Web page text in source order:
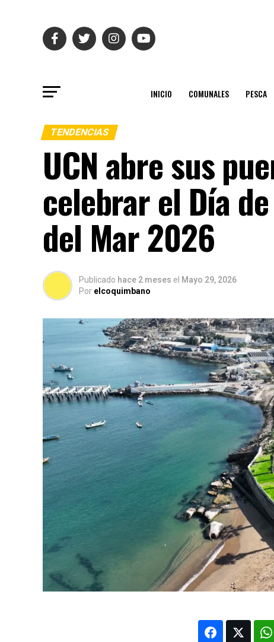
INICIO COMUNALES PESCA
TENDENCIAS
UCN abre sus
celebrar el Día
del Mar 2026
Publicado hace 2 meses el Mayo 29, 2026
Por elcoquimbano